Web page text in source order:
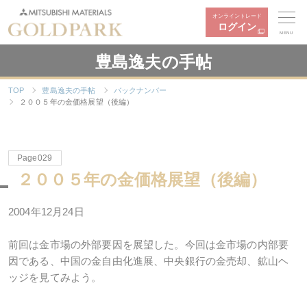
オンライントレード
ログイン
MENU
豊島逸夫の手帖
TOP 豊島逸夫の手帖
バックナンバー
２００５年の金価格展望（後編）
Page029
２００５年の金価格展望（後編）
2004年12月24日
前回は金市場の外部要因を展望した。今回は金市場の内部要
因である、中国の金自由化進展、中央銀行の金売却、鉱山ヘ
ッジを見てみよう。